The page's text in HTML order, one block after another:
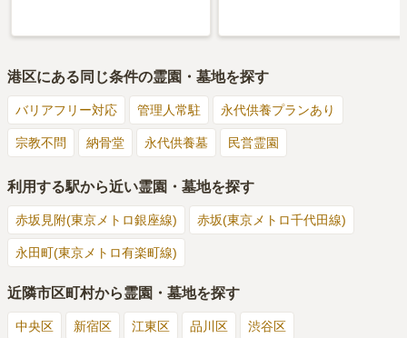
港区にある同じ条件の霊園・墓地を探す
バリアフリー対応 管理人常駐 永代供養プランあり
宗教不問 納骨堂 永代供養墓 民営霊園
利用する駅から近い霊園・墓地を探す
赤坂見附(東京メトロ銀座線) 赤坂(東京メトロ千代田線)
永田町(東京メトロ有楽町線)
近隣市区町村から霊園・墓地を探す
中央区 新宿区 江東区 品川区 渋谷区